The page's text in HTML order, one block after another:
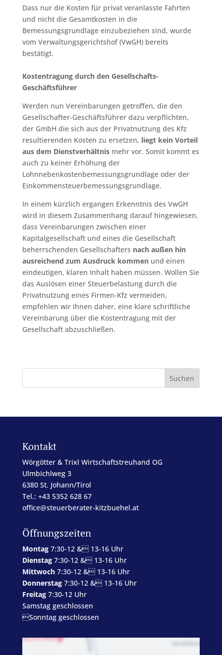
Dass nur die Kosten für privat veranlasste Fahrten
und nicht die Gesamtkosten in die
Bemessungsgrundlage einzubeziehen sind, wurde
vom Verwaltungsgerichtshof (VwGH) bereits
bestätigt.
Kostentragung durch den Gesellschafts-
Geschäftsführer
Werden nun Vereinbarungen getroffen, die den
Gesellschafter-Geschäftsführer dazu verpflichten,
der GmbH die sich aus der Privatnutzung des Kfz
resultierenden Kosten zu ersetzen, liegt kein Vorteil
aus dem Dienstverhältnis mehr vor. Somit kommt es
auch zu keiner Erhöhung der
Lohnnebenkostenbemessungsgrundlage oder der
Einkommensteuerbemessungsgrundlage.
In einem kürzlich ergangen Erkenntnis des VwGH
wird in diesem Zusammenhang darauf hingewiesen,
dass Vereinbarungen zwischen einer
Kapitalgesellschaft und eines die Gesellschaft
beherrschenden Gesellschafters nach außen hin
ausreichend zum Ausdruck kommenund einen
eindeutigen, klaren Inhalt haben müssen. Wollen Sie
das Auslösen einer Steuerbelastung durch die
Privatnutzung eines Firmen-Kfz vermeiden,
empfehlen wir Ihnen daher, eine klare schriftliche
Vereinbarung über die Kostentragung mit der
Gesellschaft abzuschließen.
Kontakt
Wörgötter & Trixl Wirtschaftstreuhand OG
Ulmbichlweg 3
6380 St. Johann/Tirol
Tel.: +43 5352 628 67
office@steuerberater-kitzbuehel.at
Öffnungszeiten
Montag7:30-12 & 13-16 Uhr
Dienstag7:30-12 & 13-16 Uhr
Mittwoch7:30-12 & 13-16 Uhr
Donnerstag7:30-12 & 13-16 Uhr
Freitag7:30-12 Uhr
Samstag geschlossen
Sonntag geschlossen